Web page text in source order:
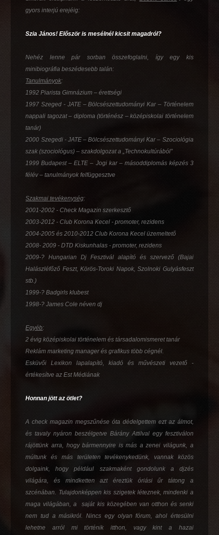
gyors interjú erejéig:
Szia János! Először is mesélnél kicsit magadról?
Nehéz lenne pár sorban összefoglalni, így egy kis
minibiográfia beszédesebb talán:
Tanulmányok:
1992 Piarista Gimnázium – érettségi
1997 Szeged - JATE – Bölcsészettudományi Kar – Történelem
nappali tagozat – diploma (történész – középiskolai történelem
tanár)
2000 Szegedi - JATE – Bölcsészettudományi Kar – Szociológia
szak (szociológus) – szakdolgozat a „Technokultúrából”
1999 Budapest – ELTE – Jogi kar – másoddiplomás képzés 3
félév – tanulmányok felfüggesztve
Szakmai tevékenység:
2001-2002 - Check Magazin szerkesztő
2003-2012 - Club Korona Kecel - promoter, rezidens
2004-2005 és 2010-2012 Club Korona Kecel üzemeltető
2008- 2009 - DTD Kiskunhalas - promoter, rezidens
2009-? Hungarian Dj Fesztivál alapító és szervező (Bajai
Halászléfőző Feszt, Körös-Toroki Napok, Szolnoki Gulyásfeszt
stb.)
1999-? Badgirls klubest
1998-? James Cole néven dj
Egyéb:
2 évig középiskolai történelem és társadalomismeret tanár
Reklám marketing manager és grafikus több cégnél.
Esküvői Lexikon lapalapító, kiadó és művészeti vezető -
értékesítve az Est Médiának
Honnan jött az ötlet?
A check magazin megszűnése óta dédelgettem ezt az álmot,
és tavaly nyáron beszélgetve Bárány Attilval egy fesztiválon
rájöttünk arra, hogy bármennyire is más a zenei világunk, a
múltunk és más területen tevékenykedünk, vannak közös
dolgaink, hogy például szakmaként gondolunk a djzés
világára, és mindketten azt éreztük óriási űr tátong a
szcénában. Tulajdonképpen kis szigetek léteznek, mindenki a
maga világában, a saját kis közegében van otthon és senki
nem tud a másikról. Nincs egy olyan fórum, ahol értesülni
lehetne arról mi történik itthon, vagy kint a hazai